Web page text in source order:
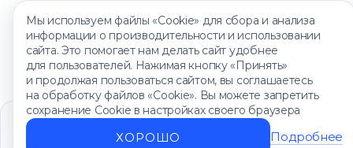
Мы используем файлы «Cookie» для сбора и анализа
информации о производительности и использовании
сайта. Это помогает нам делать сайт удобнее
для пользователей. Нажимая кнопку «Принять»
и продолжая пользоваться сайтом, вы соглашаетесь
на обработку файлов «Cookie». Вы можете запретить
сохранение Cookie в настройках своего браузера
ХОРОШО Подробнее
Единый контакт-центр
+7 (499) 450-88-89
Ежедневно с 8:00 до 20:00